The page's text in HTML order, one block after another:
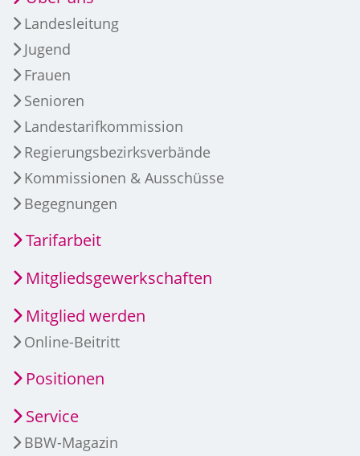
Landesleitung
Jugend
Frauen
Senioren
Landestarifkommission
Regierungsbezirksverbände
Kommissionen & Ausschüsse
Begegnungen
Tarifarbeit
Mitgliedsgewerkschaften
Mitglied werden
Online-Beitritt
Positionen
Service
BBW-Magazin